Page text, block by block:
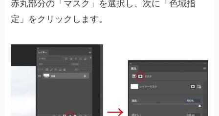
赤丸部分の「マスク」を選択し、次に「色域指
定」をクリックします。